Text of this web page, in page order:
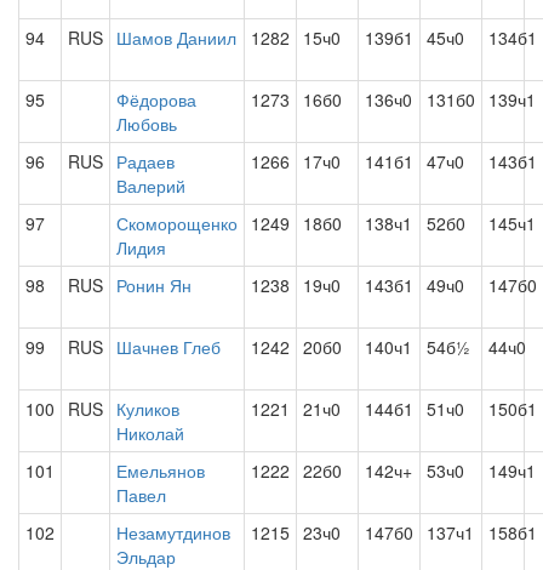
94 RUS Шамов Даниил 1282 15ч0 139б1 45ч0 134б1
95
Фёдорова
Любовь
1273 16б0 136ч0 131б0 139ч1
96 RUS Радаев
Валерий
1266 17ч0 141б1 47ч0 143б1
97
Скоморощенко
Лидия
1249 18б0 138ч1 52б0 145ч1
98 RUS Ронин Ян 1238 19ч0 143б1 49ч0 147б0
99 RUS Шачнев Глеб 1242 20б0 140ч1 54б½ 44ч0
100 RUS Куликов
Николай
1221 21ч0 144б1 51ч0 150б1
101
Емельянов
Павел
1222 22б0 142ч+ 53ч0 149ч1
102
Незамутдинов
Эльдар
1215 23ч0 147б0 137ч1 158б1